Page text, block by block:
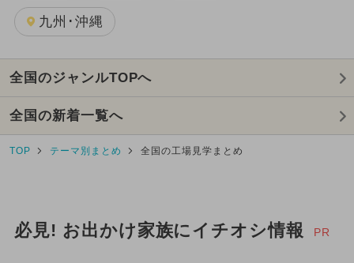
九州･沖縄
全国のジャンルTOPへ
全国の新着一覧へ
TOP テーマ別まとめ 全国の工場見学まとめ
必見! お出かけ家族にイチオシ情報 PR